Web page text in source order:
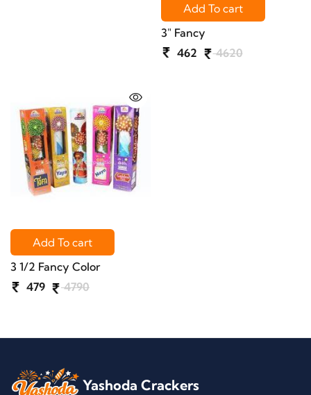
Add To cart
3" Fancy
462
4620
Add To cart
3 1/2 Fancy Color
479
4790
Yashoda Crackers